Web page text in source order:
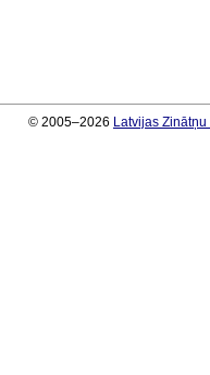
© 2005–2026 Latvijas